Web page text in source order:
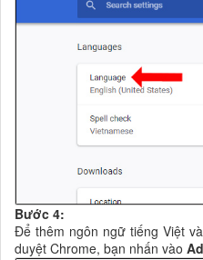
Bước 4:
Để thêm ngôn ngữ tiếng Việt
duyệt Chrome, bạn nhấn vào